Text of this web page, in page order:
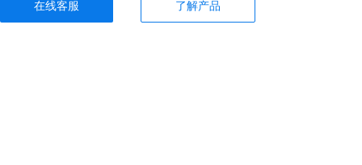
在线客服 了解产品